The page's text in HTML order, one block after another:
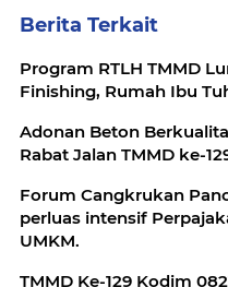
Berita Terkait
Program RTLH TMMD
Finishing, Rumah Ibu
Adonan Beton
Rabat Jalan TMMD ke-
Forum Cangkrukan
perluas intensif
UMKM.
TMMD Ke-129 Kodim